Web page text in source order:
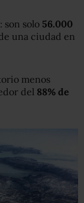
son solo 56.000
una ciudad en
menos
del 88% de